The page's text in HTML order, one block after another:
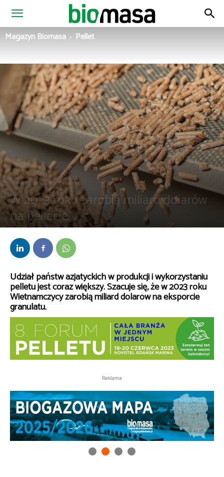
Magazyn
Magazyn Biomasa Pellet
Pellet Wiadomości ze świata
W 2023 roku zarobią miliard dolarów
na pellecie
Udział państw azjatyckich w produkcji i wykorzystaniu
pelletu jest coraz większy. Szacuje się, że w 2023 roku
Wietnamczycy zarobią miliard dolarów na eksporcie
granulatu.
Reklama